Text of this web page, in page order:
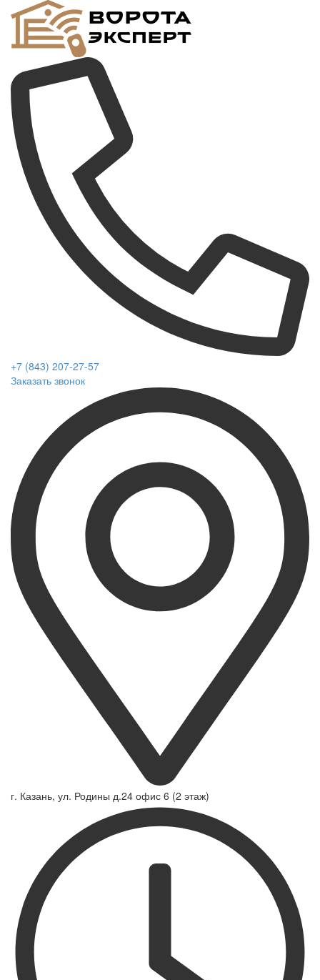
+7 (843) 207-27-57
Заказать звонок
г. Казань, ул. Родины д.24 офис 6 (2 этаж)